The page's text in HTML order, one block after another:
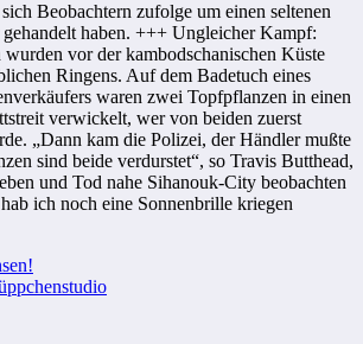
Beobachtern zufolge um einen seltenen
haben. +++ Ungleicher Kampf:
vor der kambodschanischen Küste
Ringens. Auf dem Badetuch eines
waren zwei Topfpflanzen in einen
verwickelt, wer von beiden zuerst
„Dann kam die Polizei, der Händler mußte
sind beide verdurstet“, so Travis Butthead,
und Tod nahe Sihanouk-City beobachten
ich noch eine Sonnenbrille kriegen